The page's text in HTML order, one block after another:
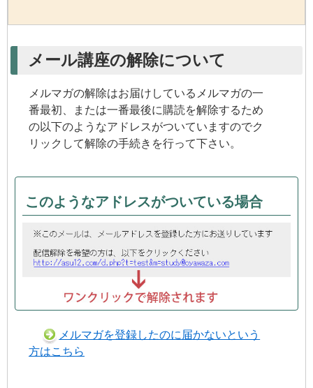
メール講座の解除について
メルマガの解除はお届けしているメルマガの一
番最初、または一番最後に購読を解除するため
の以下のようなアドレスがついていますのでク
リックして解除の手続きを行って下さい。
このようなアドレスがついている場合
メルマガを登録したのに届かないという
方はこちら